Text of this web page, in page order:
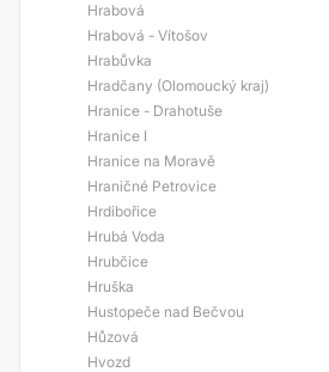
Hrabová
Hrabová - Vítošov
Hrabůvka
Hradčany (Olomoucký kraj)
Hranice - Drahotuše
Hranice I
Hranice na Moravě
Hraničné Petrovice
Hrdibořice
Hrubá Voda
Hrubčice
Hruška
Hustopeče nad Bečvou
Hůzová
Hvozd